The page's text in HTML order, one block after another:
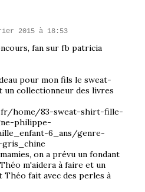
2015 à 18:53
fan sur fb patricia
pour mon fils le sweat-
un collectionneur des livres
home/83-sweat-shirt-fille-
philippe-
6_ans/genre-
on a prévu un fondant
m'aidera à faire et un
fait avec des perles à